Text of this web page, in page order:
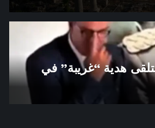
هدية “غريبة” في